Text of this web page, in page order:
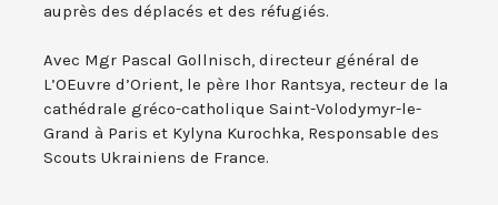
auprès des déplacés et des réfugiés.
Avec Mgr Pascal Gollnisch, directeur général de
L’OEuvre d’Orient, le père Ihor Rantsya, recteur de la
cathédrale gréco-catholique Saint-Volodymyr-le-
Grand à Paris et Kylyna Kurochka, Responsable des
Scouts Ukrainiens de France.